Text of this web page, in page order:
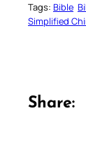
Tags: Bible
Simplified
Share: